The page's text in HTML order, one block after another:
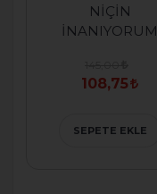
NİÇİN
İNANIYORUM
108,75
SEPETE EKLE